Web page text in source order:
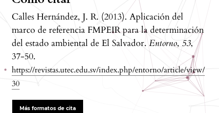
Calles Hernández, J. R. (2013). Aplicación del
marco de referencia FMPEIR para la determinación
del estado ambiental de El Salvador.Entorno, 53,
37-50.
https://revistas.utec.edu.sv/index.php/entorno/article/view/
30
Más formatos de cita